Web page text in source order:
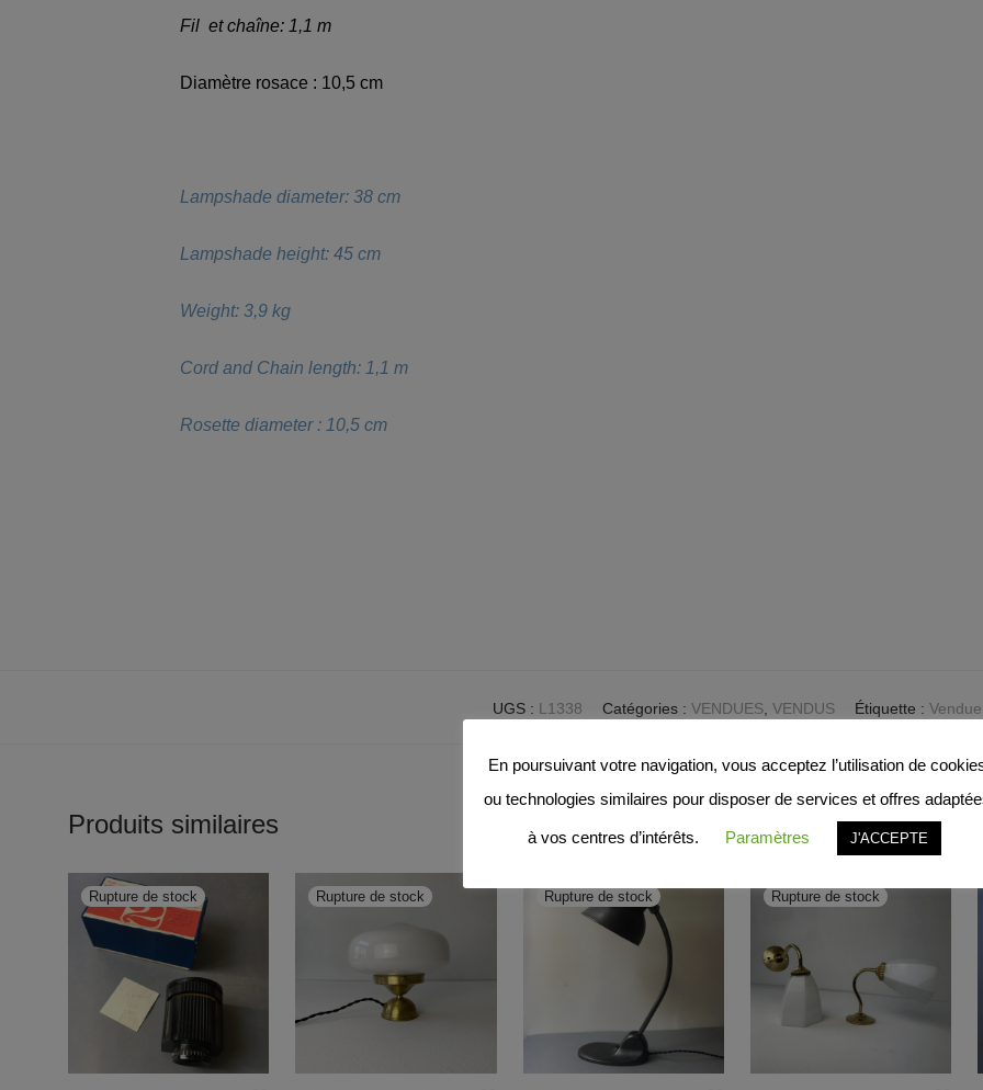
Fil et chaîne: 1,1 m
Diamètre rosace : 10,5 cm
Lampshade diameter: 38 cm
Lampshade height: 45 cm
Weight: 3,9 kg
Cord and Chain length: 1,1 m
Rosette diameter : 10,5 cm
UGS : L1338 Catégories : VENDUES VENDUS Étiquette : Vendue
Produits similaires
En poursuivant votre navigation, vous acceptez l’utilisation de
ou technologies similaires pour disposer de services et offres
à vos centres d’intérêts. Paramètres J'ACCEPTE